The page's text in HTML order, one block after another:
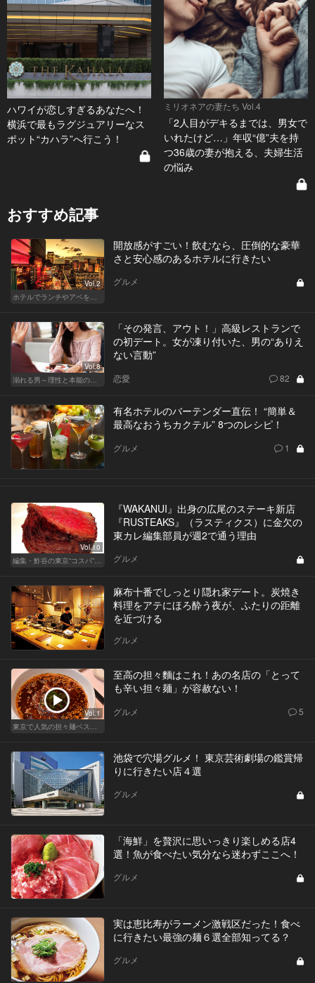
ハワイが恋しすぎるあなたへ！
横浜で最もラグジュアリーなス
ポット“カハラ”へ行こう！
ミリオネアの妻たち Vol.4
「2人目がデキるまでは、男女で
いれたけど…」年収“億”夫を持
つ36歳の妻が抱える、夫婦生活
の悩み
おすすめ記事
Vol.2
ホテルでランチやアペを楽しもう！東京の名店へ
開放感がすごい！飲むなら、圧倒的な豪華
さと安心感のあるホテルに行きたい
グルメ
Vol.8
溺れる男～理性と本能のあいだで～
「その発言、アウト！」高級レストランで
の初デート。女が凍り付いた、男の“ありえ
ない言動”
恋愛 82
有名ホテルのバーテンダー直伝！ “簡単＆
最高なおうちカクテル” 8つのレシピ！
グルメ 1
Vol.10
編集・鮓谷の東京“コスパ”カレンダー
『WAKANUI』出身の広尾のステーキ新店
『RUSTEAKS』（ラスティクス）に金欠の
東カレ編集部員が週2で通う理由
グルメ
麻布十番でしっとり隠れ家デート。炭焼き
料理をアテにほろ酔う夜が、ふたりの距離
を近づける
グルメ
Vol.1
東京で人気の担々麺ベストセレクション！
至高の担々麵はこれ！あの名店の「とって
も辛い担々麺」が容赦ない！
グルメ 5
池袋で穴場グルメ！ 東京芸術劇場の鑑賞帰
りに行きたい店４選
グルメ
「海鮮」を贅沢に思いっきり楽しめる店4
選！魚が食べたい気分なら迷わずここへ！
グルメ
実は恵比寿がラーメン激戦区だった！食べ
に行きたい最強の麺６選全部知ってる？
グルメ